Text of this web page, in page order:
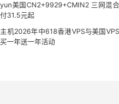
美国CN2+9929+CMIN2 三网混
31.5元起
机2026年中618香港VPS与美国
一年送一年活动